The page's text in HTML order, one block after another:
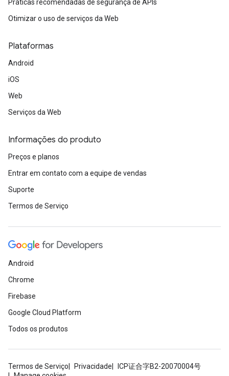
Práticas recomendadas de segurança de APIs
Otimizar o uso de serviços da Web
Plataformas
Android
iOS
Web
Serviços da Web
Informações do produto
Preços e planos
Entrar em contato com a equipe de vendas
Suporte
Termos de Serviço
Android
Chrome
Firebase
Google Cloud Platform
Todos os produtos
Termos de Serviço Privacidade
ICP证合字B2-20070004号